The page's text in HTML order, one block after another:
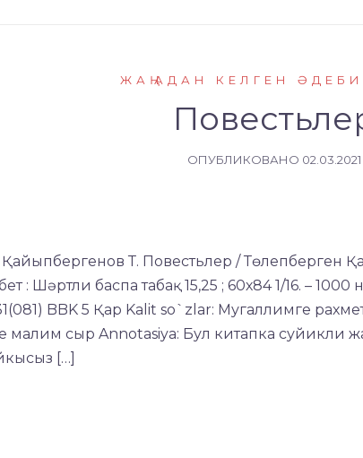
ЖАҢАДАН КЕЛГЕН
ОПУБЛИКОВАНО 02.03.2021
Қайыпбергенов Т. Повестьлер / Төлепберген
: Шәртли баспа табақ 15,25 ; 60х84 1/16. –
31(081) BBK 5 Қар Kalit so`zlar: Мугаллимге
малим сыр Annotasiya: Бул китапка
[…]